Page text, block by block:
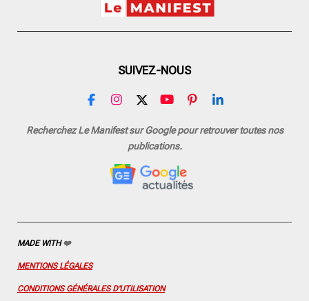
SUIVEZ-NOUS
F
c
I
s
r
a
X
Y
u
T
u
e
P
n
s
t
L
n
Recherchez Le Manifest sur Google pour retrouver toutes nos
publications.
MADE WITH❤️
MENTIONS LÉGALES
CONDITIONS GÉNÉRALES D'UTILISATION